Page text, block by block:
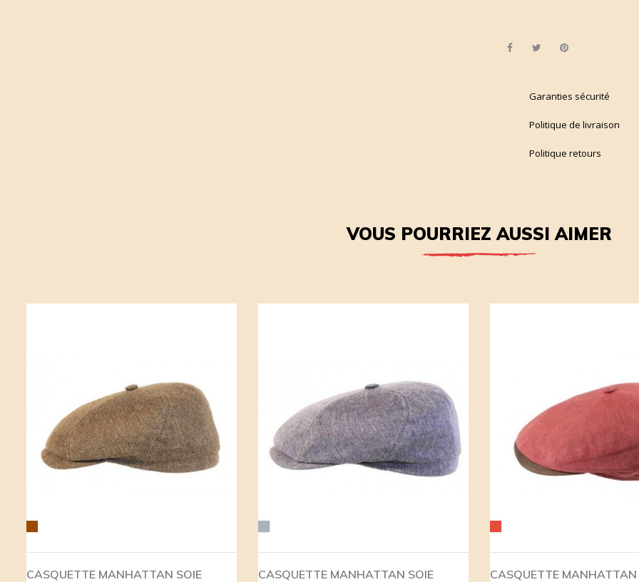
PartagerTweet
Garanties sécurité
Politique de livraison
Politique retours
VOUS POURRIEZ AUSSI AIMER
CASQUETTE MANHATTAN SOIE
CASQUETTE MANHATTAN SOIE
CASQUETTE MANHATTAN